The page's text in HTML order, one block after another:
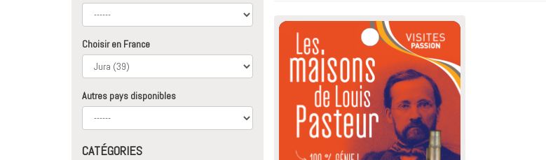
Choisir en France
Autres pays disponibles
CATÉGORIES